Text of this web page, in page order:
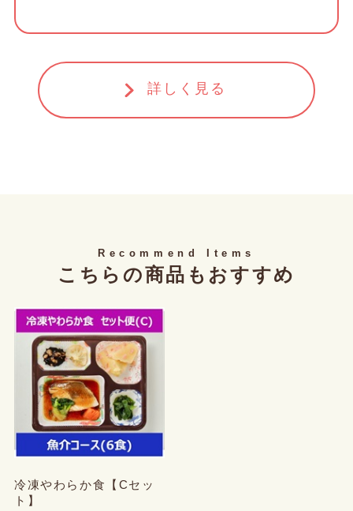
詳しく見る
Recommend Items
こちらの商品もおすすめ
冷凍やわらか食【Cセッ
ト】